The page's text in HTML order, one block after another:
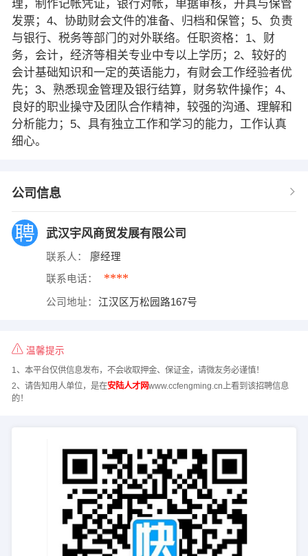
理，制作记帐凭证，银行对帐，单据审核，开具与保管
发票；4、协助财会文件的准备、归档和保管；5、负责
与银行、税务等部门的对外联络。任职资格：1、财
务，会计，经济等相关专业中专以上学历；2、较好的
会计基础知识和一定的英语能力，有财会工作经验者优
先；3、熟悉现金管理及银行结算，财务软件操作；4、
良好的职业操守及团队合作精神，较强的沟通、理解和
分析能力；5、具有独立工作和学习的能力，工作认真
细心。
公司信息
武汉宇风商贸发展有限公司
联系人： 廖经理
联系电话： ****
公司地址： 江汉区万松园路167号
温馨提示
1、本平台仅供信息发布，不会收取押金、保证金，请微友务必谨慎！
2、请告知用人单位，是在安陆人才网www.ccfengming.cn上看到该招聘信息
的！